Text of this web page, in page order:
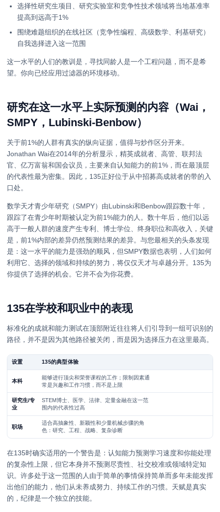
选择性研究生项目、研究实验室和竞争性技术领域将当地基准率
提高到远高于1%
围绕难题组织的在线社区（竞争性编程、高级数学、利基研究）
自我选择进入这一范围
这一水平的人们的教训是，寻找同龄人是一个工程问题，而不是希
望。你向已经应用过滤器的环境移动。
研究在这一水平上实际预测的内容（Wai，
SMPY，Lubinski-Benbow）
关于前1%的人群有真实的纵向证据，值得与炒作区分开来。
Jonathan Wai在2014年的分析显示，精英成就者、高管、联邦法
官、亿万富翁和国会议员，主要来自认知能力的前1%，而在最顶层
的代表性最为密集。因此，135正好位于从中招募高成就者的带的入
口处。
数学天才青少年研究（SMPY）由Lubinski和Benbow跟踪数十年，
跟踪了在青少年时期被认定为前1%能力的人。数十年后，他们以远
高于一般人群的速度产生专利、博士学位、终身职位和高收入，关键
是，前1%内部的差异仍然预测结果的差异。与您最相关的头条发现
是：这一水平的能力是强劲的顺风，但SMPY数据也表明，人们如何
利用它、选择的领域和持续的努力，将仅仅天才与卓越分开。135为
你提供了选择的机会。它并不会为你花费。
135在学校和职业中的表现
标准化的成就和能力测试在顶部附近往往将人们引导到一组可识别的
路径，并不是因为其他路径被关闭，而是因为选择压力在这里最高。
设置 135的典型体验
本科
能够进行顶尖和荣誉课程的工作；限制因素通
常是兴趣和工作习惯，而不是上限
研究生/专
业
STEM博士、医学、法律、定量金融在这一范
围内的代表性过高
职场
适合高抽象性、新颖性和少量机械步骤的角
色：研究、工程、战略、复杂诊断
在135时确实适用的一个警告是：认知能力预测学习速度和你能处理
的复杂性上限，但它本身并不预测尽责性、社交校准或领域特定知
识。许多处于这一范围的人由于简单的事情保持简单而多年未能发挥
出他们的能力，他们从未养成努力、持续工作的习惯。天赋是真实
的，纪律是一个独立的技能。